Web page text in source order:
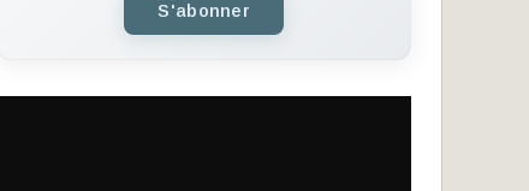
S'abonner